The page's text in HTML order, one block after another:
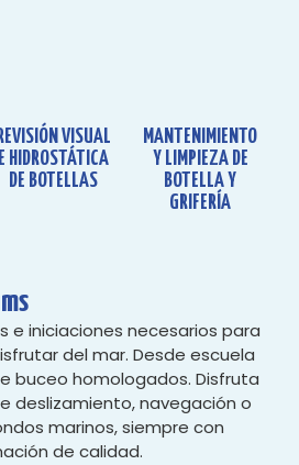
REVISIÓN VISUAL
E HIDROSTÁTICA
DE BOTELLAS
MANTENIMIENTO
Y LIMPIEZA DE
BOTELLA Y
GRIFERÍA
e iniciaciones necesarios para
del mar. Desde escuela
buceo homologados. Disfruta
deslizamiento, navegación o
marinos, siempre con
de calidad.